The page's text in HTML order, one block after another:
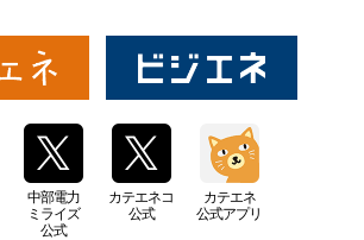
中部電力
ミライズ
公式
カテエネコ
公式
カテエネ
公式アプリ